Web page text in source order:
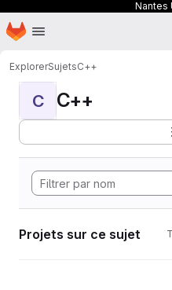
Nantes
Passer au contenu principal
Page d'accueil
ExplorerSujetsC++
C C++
Projets sur ce sujet